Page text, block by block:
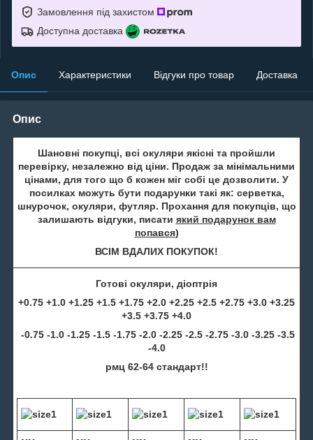
Замовлення під захистом
Доступна доставка
Опис Характеристики Відгуки про товар Доставка
Опис
Шановні покупці, всі окуляри якісні та пройшли
перевірку, незалежно від ціни. Продаж за мінімальними
цінами, для того що б кожен міг собі це дозволити. У
посилках можуть бути подарунки такі як: серветка,
шнурочок, окуляри, футляр. Прохання для покупців, що
залишають відгуки, писати який подарунок вам
попався)
ВСІМ ВДАЛИХ ПОКУПОК!
Готові окуляри, діоптрія
+0.75 +1.0 +1.25 +1.5 +1.75 +2.0 +2.25 +2.5 +2.75 +3.0 +3.25
+3.5 +3.75 +4.0
-0.75 -1.0 -1.25 -1.5 -1.75 -2.0 -2.25 -2.5 -2.75 -3.0 -3.25 -3.5
-4.0
рмц 62-64 стандарт!!